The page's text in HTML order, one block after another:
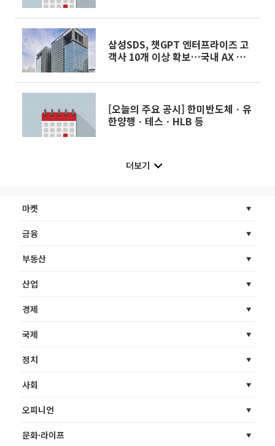
삼성SDS, 챗GPT 엔터프라이즈 고
객사 10개 이상 확보…국내 AX 시
[오늘의 주요 공시] 한미반도체ㆍ유
한양행ㆍ테스ㆍHLB 등
더보기
마켓
금융
부동산
산업
경제
국제
정치
사회
오피니언
문화·라이프